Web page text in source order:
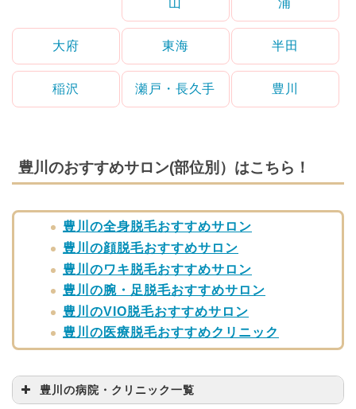
山
浦
大府 東海 半田
稲沢 瀬戸・長久手 豊川
豊川のおすすめサロン(部位別）はこちら！
豊川の全身脱毛おすすめサロン
豊川の顔脱毛おすすめサロン
豊川のワキ脱毛おすすめサロン
豊川の腕・足脱毛おすすめサロン
豊川のVIO脱毛おすすめサロン
豊川の医療脱毛おすすめクリニック
豊川の病院・クリニック一覧